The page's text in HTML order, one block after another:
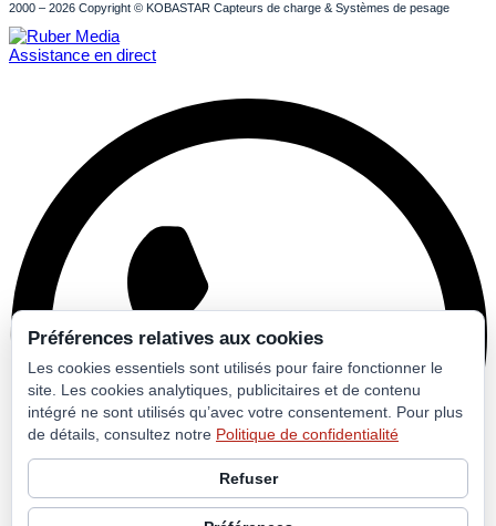
2000 – 2026 Copyright © KOBASTAR Capteurs de charge & Systèmes de pesage
Préférences relatives aux cookies
Les cookies essentiels sont utilisés pour faire fonctionner le
site. Les cookies analytiques, publicitaires et de contenu
intégré ne sont utilisés qu’avec votre consentement. Pour plus
de détails, consultez notre Politique de confidentialité
Refuser
Assistance en direct